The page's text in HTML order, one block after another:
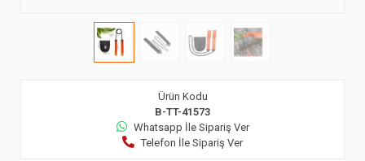
Ürün Kodu
B-TT-41573
Whatsapp İle Sipariş Ver
Telefon İle Sipariş Ver